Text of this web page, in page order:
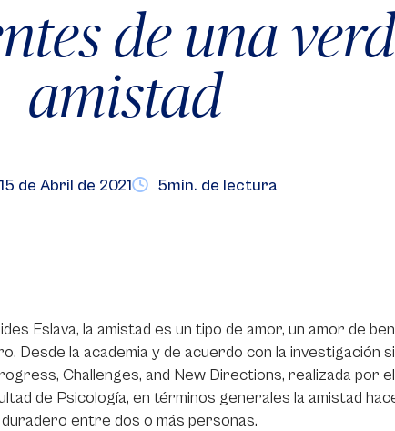
de una
amistad
15 de Abril de 2021 5min. de lectura
Eslava, la amistad es un tipo de amor, un amor de
Desde la academia y de acuerdo con la investigación
Challenges, and New Directions, realizada por
de Psicología, en términos generales la amistad
entre dos o más personas.